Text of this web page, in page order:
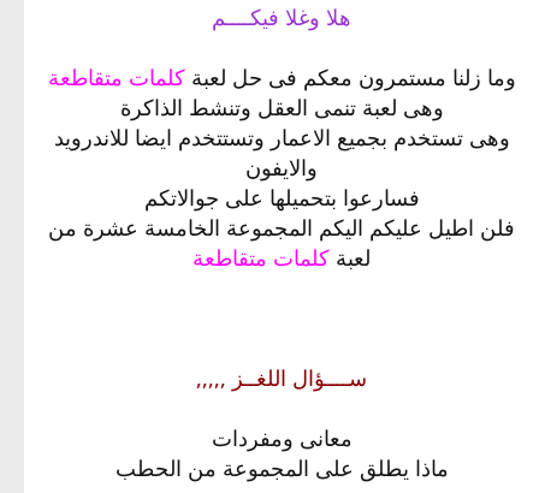
هلا وغلا فيكــــم
وما زلنا مستمرون معكم فى حل لعبةكلمات متقاطعة
وهى لعبة تنمى العقل وتنشط الذاكرة
وهى تستخدم بجميع الاعمار وتستتخدم ايضا للاندرويد
والايفون
فسارعوا بتحميلها على جوالاتكم
فلن اطيل عليكم اليكم المجموعة الخامسة عشرة من
لعبة كلمات متقاطعة
ســــؤال اللغــز ,,,,,
معانى ومفردات
ماذا يطلق على المجموعة من الحطب